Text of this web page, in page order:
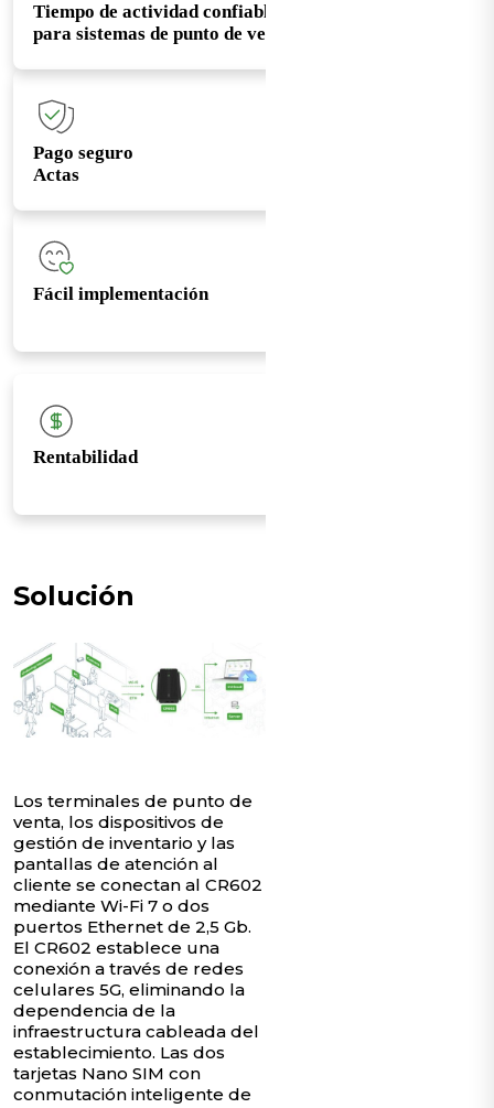
Tiempo de actividad confiable
para sistemas de punto de venta
Pago seguro
Actas
Fácil implementación
Rentabilidad
Solución
Los terminales de punto de
venta, los dispositivos de
gestión de inventario y las
pantallas de atención al
cliente se conectan al CR602
mediante Wi-Fi 7 o dos
puertos Ethernet de 2,5 Gb.
El CR602 establece una
conexión a través de redes
celulares 5G, eliminando la
dependencia de la
infraestructura cableada del
establecimiento. Las dos
tarjetas Nano SIM con
conmutación inteligente de